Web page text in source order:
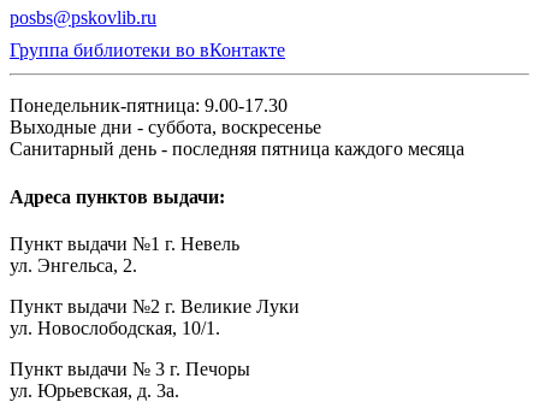
posbs@pskovlib.ru
Группа библиотеки во вКонтакте
Понедельник-пятница: 9.00-17.30
Выходные дни - суббота, воскресенье
Санитарный день - последняя пятница каждого месяца
Адреса пунктов выдачи:
Пункт выдачи №1 г. Невель
ул. Энгельса, 2.
Пункт выдачи №2 г. Великие Луки
ул. Новослободская, 10/1.
Пункт выдачи № 3 г. Печоры
ул. Юрьевская, д. 3а.